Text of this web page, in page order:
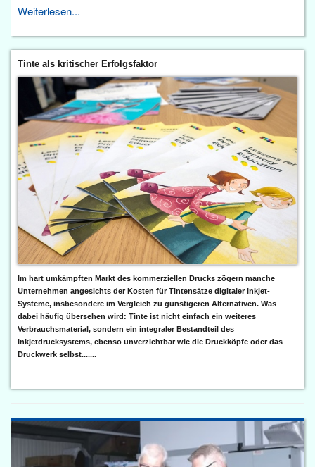
Weiterlesen...
Tinte als kritischer Erfolgsfaktor
Im hart umkämpften Markt des kommerziellen Drucks zögern manche
Unternehmen angesichts der Kosten für Tintensätze digitaler Inkjet-
Systeme, insbesondere im Vergleich zu günstigeren Alternativen. Was
dabei häufig übersehen wird: Tinte ist nicht einfach ein weiteres
Verbrauchsmaterial, sondern ein integraler Bestandteil des
Inkjetdrucksystems, ebenso unverzichtbar wie die Druckköpfe oder das
Druckwerk selbst.......